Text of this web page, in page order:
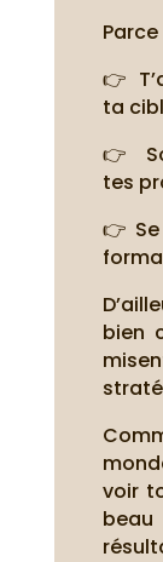
Parce
👉
ta
👉
tes
👉
bien
voir